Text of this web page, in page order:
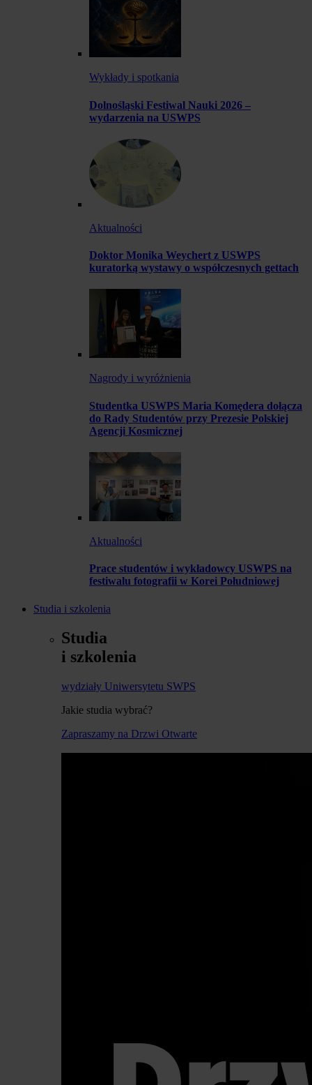
Wykłady i spotkania
Dolnośląski Festiwal Nauki 2026 –
wydarzenia na USWPS
Aktualności
Doktor Monika Weychert z USWPS
kuratorką wystawy o współczesnych gettach
Nagrody i wyróżnienia
Studentka USWPS Maria Komędera dołącza
do Rady Studentów przy Prezesie Polskiej
Agencji Kosmicznej
Aktualności
Prace studentów i wykładowcy USWPS na
festiwalu fotografii w Korei Południowej
Studia i szkolenia
Studia
i szkolenia
wydziały Uniwersytetu SWPS
Jakie studia wybrać?
Zapraszamy na Drzwi Otwarte